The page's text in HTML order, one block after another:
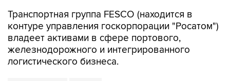
Транспортная группа FESCO (находится в
контуре управления госкорпорации "Росатом")
владеет активами в сфере портового,
железнодорожного и интегрированного
логистического бизнеса.